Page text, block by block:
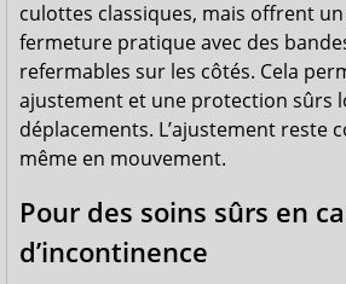
culottes classiques, mais offrent
fermeture pratique avec des
refermables sur les côtés. Cela
ajustement et une protection sûrs
déplacements. L’ajustement reste
même en mouvement.
Pour des soins sûrs en
d’incontinence